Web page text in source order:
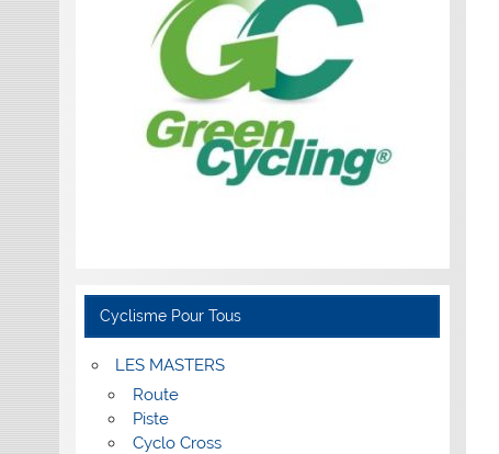
Cyclisme Pour Tous
LES MASTERS
Route
Piste
Cyclo Cross